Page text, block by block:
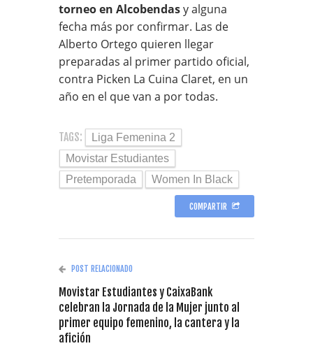
torneo en Alcobendasy alguna
fecha más por confirmar. Las de
Alberto Ortego quieren llegar
preparadas al primer partido oficial,
contra Picken La Cuina Claret, en un
año en el que van a por todas.
TAGS:
Liga Femenina 2
Movistar Estudiantes
Pretemporada
Women In Black
COMPARTIR
POST RELACIONADO
Movistar Estudiantes y CaixaBank
celebran la Jornada de la Mujer junto al
primer equipo femenino, la cantera y la
afición